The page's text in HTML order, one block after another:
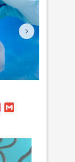
Pinterest